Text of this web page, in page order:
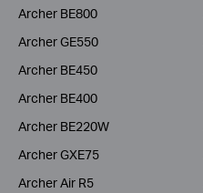
Archer BE800
Archer GE550
Archer BE450
Archer BE400
Archer BE220W
Archer GXE75
Archer Air R5